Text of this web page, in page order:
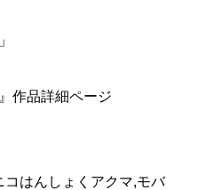
作品詳細ページ
コはんしょくアクマ,モバ